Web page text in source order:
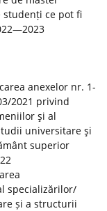
ce pot fi
anexelor nr. 1-
2021 privind
şi al
universitare şi
superior
specializărilor/
și a structurii